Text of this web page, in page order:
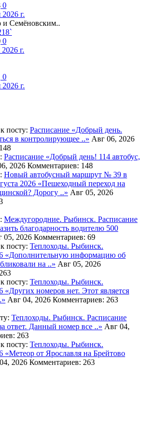
0
г.
и Семёновским..
0
г.
0
г.
посту: Расписание «Добрый день.
в контролирующее ..» Авг 06, 2026
Расписание «Добрый день! 114 автобус,
2026 Комментариев: 148
Новый автобусный маршрут № 39 в
2026 «Пешеходный переход на
Дорогу ..» Авг 05, 2026
Междугородние. Рыбинск. Расписание
благодарность водителю 500
05, 2026 Комментариев: 69
посту: Теплоходы. Рыбинск.
«Дополнительную информацию об
на ..» Авг 05, 2026
посту: Теплоходы. Рыбинск.
«Других номеров нет. Этот является
Авг 04, 2026 Комментариев: 263
Теплоходы. Рыбинск. Расписание
ответ. Данный номер все ..» Авг 04,
263
посту: Теплоходы. Рыбинск.
«Метеор от Ярославля на Брейтово
2026 Комментариев: 263